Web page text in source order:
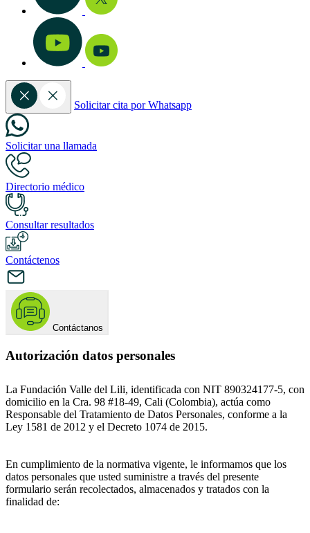
Solicitar cita por Whatsapp
Solicitar una llamada
Directorio médico
Consultar resultados
Contáctenos
Contáctanos
Autorización datos personales
La Fundación Valle del Lili, identificada con NIT 890324177-5, con
domicilio en la Cra. 98 #18-49, Cali (Colombia), actúa como
Responsable del Tratamiento de Datos Personales, conforme a la
Ley 1581 de 2012 y el Decreto 1074 de 2015.
En cumplimiento de la normativa vigente, le informamos que los
datos personales que usted suministre a través del presente
formulario serán recolectados, almacenados y tratados con la
finalidad de: